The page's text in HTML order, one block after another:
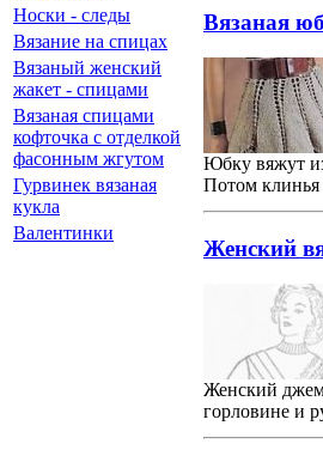
Вязаная
Юбку вяжут
Потом клинья
Женский
Женский
горловине и
Носки - следы
Вязание на спицах
Вязаный женский
жакет - спицами
Вязаная спицами
кофточка с отделкой
фасонным жгутом
Гурвинек вязаная
кукла
Валентинки